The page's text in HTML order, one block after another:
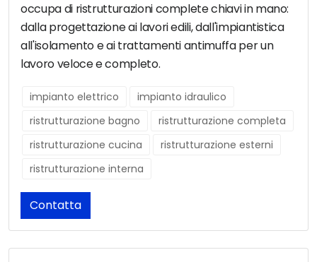
occupa di ristrutturazioni complete chiavi in mano:
dalla progettazione ai lavori edili, dall'impiantistica
all'isolamento e ai trattamenti antimuffa per un
lavoro veloce e completo.
impianto elettrico
impianto idraulico
ristrutturazione bagno
ristrutturazione completa
ristrutturazione cucina
ristrutturazione esterni
ristrutturazione interna
Contatta